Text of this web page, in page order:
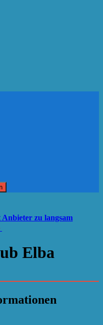
zu langsam
Elba